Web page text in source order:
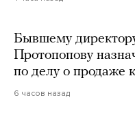
Бывшему
Протопопову
по делу о продаже
6 часов назад